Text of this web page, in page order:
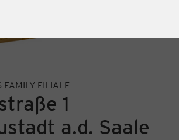
FAMILY FILIALE
1
a.d. Saale